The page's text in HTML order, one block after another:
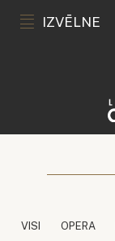
IZVĒLNE
VISI OPERA